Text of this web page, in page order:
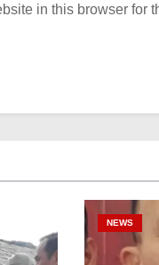
in this browser for
NEWS